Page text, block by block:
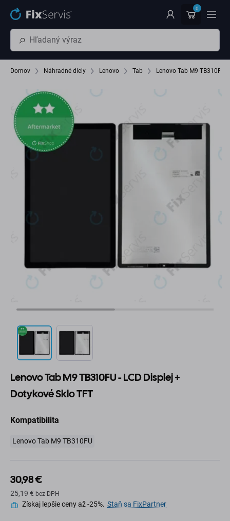
Preskočiť na hlavný obsah 0
Domov Náhradné diely Lenovo Tab Lenovo Tab M9 TB310FU
Lenovo Tab M9 TB310FU - LCD Displej +
Dotykové Sklo TFT
Kompatibilita
Lenovo Tab M9 TB310FU
30,98 €
25,19 € bez DPH
Získaj lepšie ceny až -25%. Staň sa FixPartner